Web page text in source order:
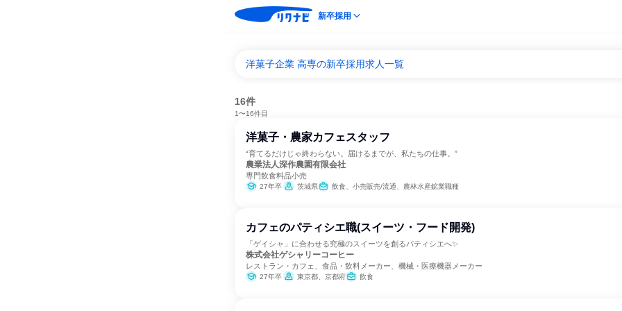
新卒採用
洋菓子企業 高専の新卒採用求人一覧
16件
1〜16件目
洋菓子・農家カフェスタッフ
“育てるだけじゃ終わらない。届けるまでが、私たちの仕事。”
農業法人深作農園有限会社
専門飲食料品小売
27年卒 茨城県 飲食、小売販売/流通、農林水産鉱業職種
カフェのパティシエ職(スイーツ・フード開発)
「ゲイシャ」に合わせる究極のスイーツを創るパティシエへ✨
株式会社ゲシャリーコーヒー
レストラン・カフェ、食品・飲料メーカー、機械・医療機器メーカー
27年卒 東京都、京都府 飲食